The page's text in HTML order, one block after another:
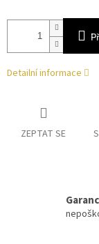
Detailní informace
ZEPTAT SE